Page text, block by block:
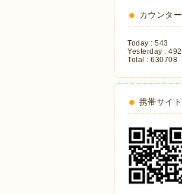
カウンター
Today : 543
Yesterday : 492
Total : 630708
携帯サイト